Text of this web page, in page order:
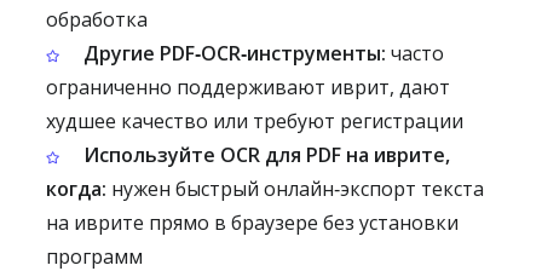
обработка
Другие PDF‑OCR‑инструменты: часто
ограниченно поддерживают иврит, дают
худшее качество или требуют регистрации
Используйте OCR для PDF на иврите,
когда: нужен быстрый онлайн‑экспорт текста
на иврите прямо в браузере без установки
программ